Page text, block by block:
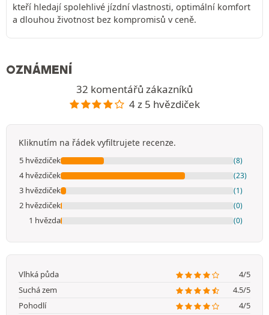
kteří hledají spolehlivé jízdní vlastnosti, optimální komfort
a dlouhou životnost bez kompromisů v ceně.
OZNÁMENÍ
32 komentářů zákazníků
4 z 5 hvězdiček
Kliknutím na řádek vyfiltrujete recenze.
5 hvězdiček (8)
4 hvězdiček (23)
3 hvězdiček (1)
2 hvězdiček (0)
1 hvězda (0)
Vlhká půda
4/5
Suchá zem
4.5/5
Pohodlí
4/5